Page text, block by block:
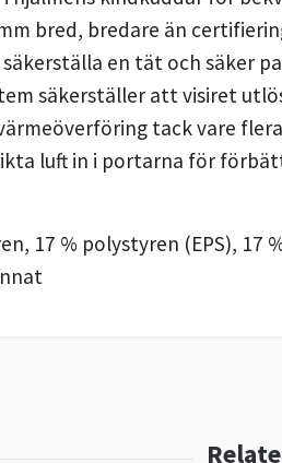
bred, bredare än
en tät och säker
säkerställer att visiret
tack vare
luft in i portarna för
17 % polystyren (EPS), 17